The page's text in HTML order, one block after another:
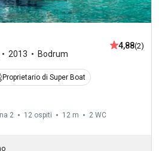
2013 Bodrum
4,88(2)
Proprietario di Super Boat
2 12 ospiti 12 m 2 WC